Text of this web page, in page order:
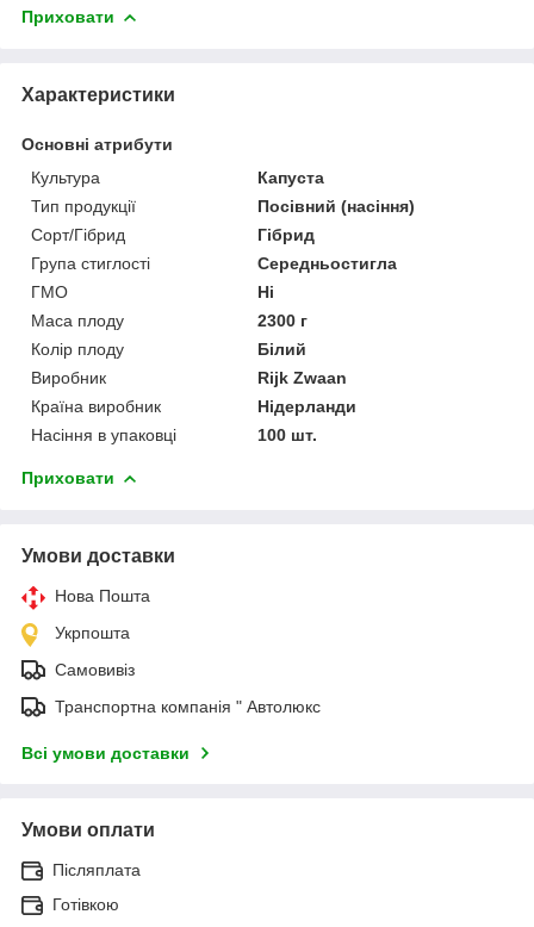
Приховати
Характеристики
Основні атрибути
Культура
Капуста
Тип продукції
Посівний (насіння)
Сорт/Гібрид
Гібрид
Група стиглості
Середньостигла
ГМО
Ні
Маса плоду
2300 г
Колір плоду
Білий
Виробник
Rijk Zwaan
Країна виробник
Нідерланди
Насіння в упаковці
100 шт.
Приховати
Умови доставки
Нова Пошта
Укрпошта
Самовивіз
Транспортна компанія " Автолюкс
Всі умови доставки
Умови оплати
Післяплата
Готівкою